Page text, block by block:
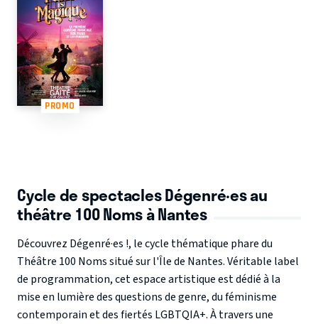
PROMO
Cycle de spectacles Dégenré·es au
théâtre 100 Noms à Nantes
Découvrez Dégenré·es !, le cycle thématique phare du
Théâtre 100 Nomssitué sur l'Île de Nantes. Véritable label
de programmation, cet espace artistique est dédié à la
mise en lumière desquestions de genre, duféminisme
contemporainet desfiertés LGBTQIA+. À travers une